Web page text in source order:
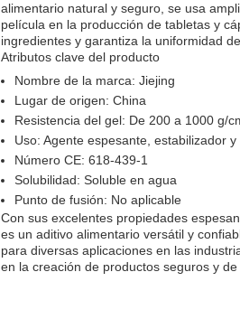
alimentario natural y seguro, se usa
película en la producción de tabletas y
ingredientes y garantiza la uniformidad
Atributos clave del producto
Nombre de la marca: Jiejing
Lugar de origen: China
Resistencia del gel: De 200 a 1000 g/
Uso: Agente espesante, estabilizador
Número CE: 618-439-1
Solubilidad: Soluble en agua
Punto de fusión: No aplicable
Con sus excelentes propiedades
es un aditivo alimentario versátil y
para diversas aplicaciones en las
en la creación de productos seguros y de